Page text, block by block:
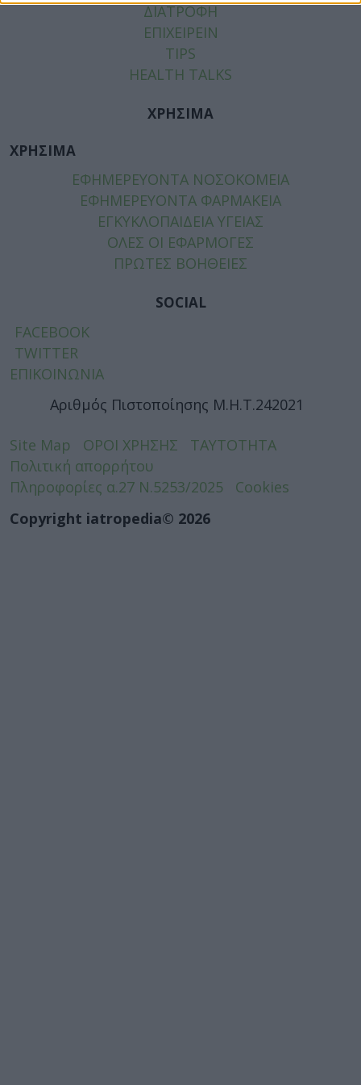
ΔΙΑΤΡΟΦΗ
ΕΠΙΧΕΙΡΕΙΝ
TIPS
HEALTH TALKS
ΧΡΗΣΙΜΑ
ΧΡΗΣΙΜΑ
ΕΦΗΜΕΡΕΥΟΝΤΑ ΝΟΣΟΚΟΜΕΙΑ
ΕΦΗΜΕΡΕΥΟΝΤΑ ΦΑΡΜΑΚΕΙΑ
ΕΓΚΥΚΛΟΠΑΙΔΕΙΑ ΥΓΕΙΑΣ
ΟΛΕΣ ΟΙ ΕΦΑΡΜΟΓΕΣ
ΠΡΩΤΕΣ ΒΟΗΘΕΙΕΣ
SOCIAL
FACEBOOK
TWITTER
ΕΠΙΚΟΙΝΩΝΙΑ
Αριθμός Πιστοποίησης Μ.Η.Τ.242021
Site Map ΟΡΟΙ ΧΡΗΣΗΣ
ΤΑΥΤΟΤΗΤΑ
Πολιτική απορρήτου
Πληροφορίες α.27 Ν.5253/2025
Cookies
Copyright iatropedia© 2026